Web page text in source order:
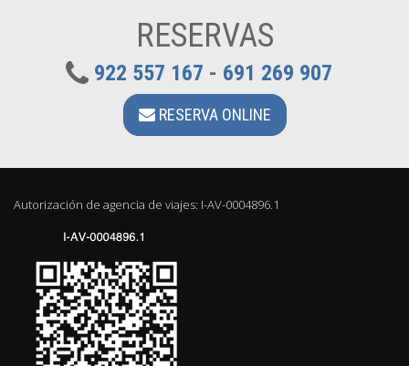
RESERVAS
922 557 167 - 691 269 907
RESERVA ONLINE
Autorización de agencia de viajes: I-AV-0004896.1